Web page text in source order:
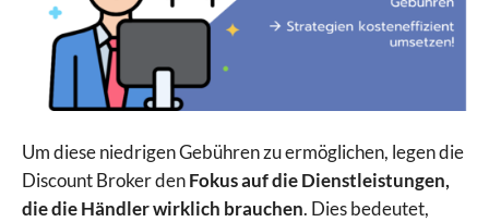
Um diese niedrigen Gebühren zu ermöglichen, legen die
Discount Broker denFokus auf die Dienstleistungen,
die die Händler wirklich brauchen. Dies bedeutet,